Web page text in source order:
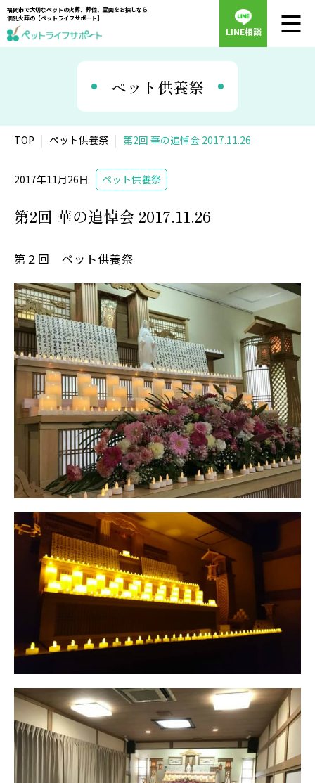
福岡市で大切なペットの火葬、葬儀、霊園をお探しなら
個別火葬の【ペットライフサポート】
LINE相談
ペット供養祭
TOP ペット供養祭 第2回 華の追悼会 2017.11.26
2017年11月26日 ペット供養祭
第2回 華の追悼会 2017.11.26
第２回 ペット供養祭